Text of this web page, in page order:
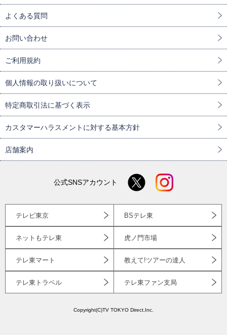
よくある質問
お問い合わせ
ご利用規約
個人情報の取り扱いについて
特定商取引法に基づく表示
カスタマーハラスメントに対する基本方針
店舗案内
公式SNSアカウント
テレビ東京 BSテレ東
ネットもテレ東 虎ノ門市場
テレ東マート 教えて!ツアーの達人
テレ東トラベル テレ東ファン支局
Copyright(C)TV TOKYO Direct,Inc.